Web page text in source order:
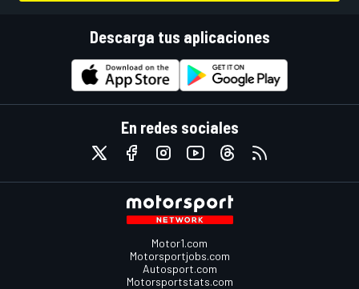
Descarga tus aplicaciones
En redes sociales
Motor1.com
Motorsportjobs.com
Autosport.com
Motorsportstats.com